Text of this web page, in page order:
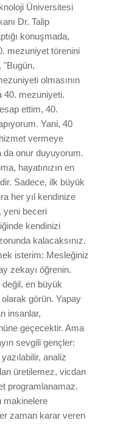
Üniversitesi
Dr. Talip
konuşmada,
mezuniyet törenini
"Bugün,
olmasının
40. mezuniyeti.
ettim, 40.
Yani, 40
vermeye
da onur duyuyorum.
hayatınızın en
Sadece, ilk büyük
her yıl kendinize
yeni beceri
kendinizi
kalacaksınız.
isterim: Mesleğiniz
zekayı öğrenin.
en büyük
olarak görün. Yapay
insanlar,
geçecektir. Ama
sevgili gençler:
analiz
üretilemez, vicdan
programlanamaz.
makinelere
zaman karar veren